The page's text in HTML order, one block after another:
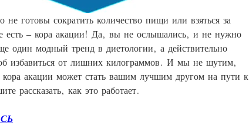
не готовы сократить количество пищи или взяться за
есть – кора акации! Да, вы не ослышались, и не нужно
один модный тренд в диетологии, а действительно
избавиться от лишних килограммов. И мы не шутим,
кора акации может стать вашим лучшим другом на пути к
рассказать, как это работает.